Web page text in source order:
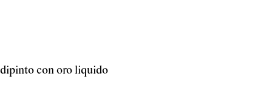
con oro liquido